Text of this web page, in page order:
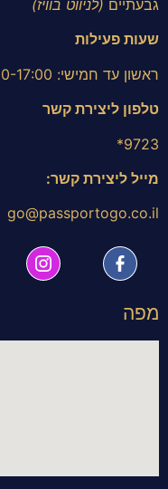
גבעתיים (לניווט בוויז)
שעות פעילות
ראשון עד חמישי: 09:00-17:00
טלפון ליצירת קשר
9723*
מייל ליצירת קשר:
go@passportogo.co.il
מפה